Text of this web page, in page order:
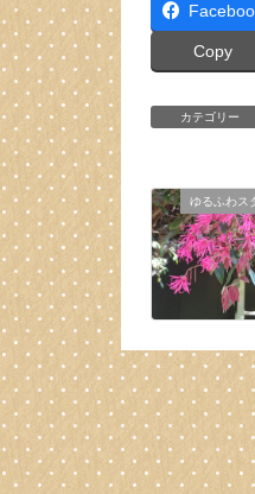
Copy
カテゴリー
ゆるふわス